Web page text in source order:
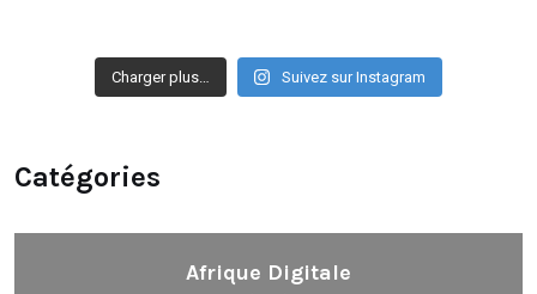
Charger plus… Suivez sur Instagram
Catégories
Afrique Digitale